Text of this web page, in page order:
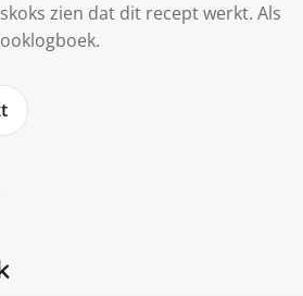
zien dat dit recept werkt. Als